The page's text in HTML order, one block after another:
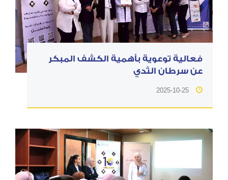
فعالية توعوية بأهمية الكشف المبكر
عن سرطان الثدي
2025-10-25